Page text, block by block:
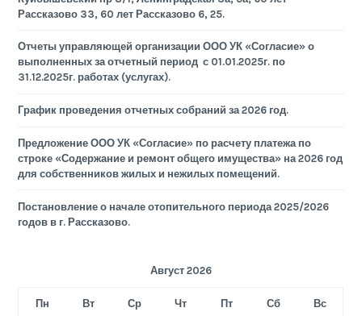
Рассказово 33, 60 лет Рассказово 6, 25.
Отчеты управляющей организации ООО УК «Согласие» о
выполненных за отчетный период с 01.01.2025г. по
31.12.2025г. работах (услугах).
График проведения отчетных собраний за 2026 год.
Предложение ООО УК «Согласие» по расчету платежа по
строке «Содержание и ремонт общего имущества» на 2026 год
для собственников жилых и нежилых помещений.
Постановление о начале отопительного периода 2025/2026
годов в г. Рассказово.
Август 2026
Пн Вт Ср Чт Пт Сб Вс